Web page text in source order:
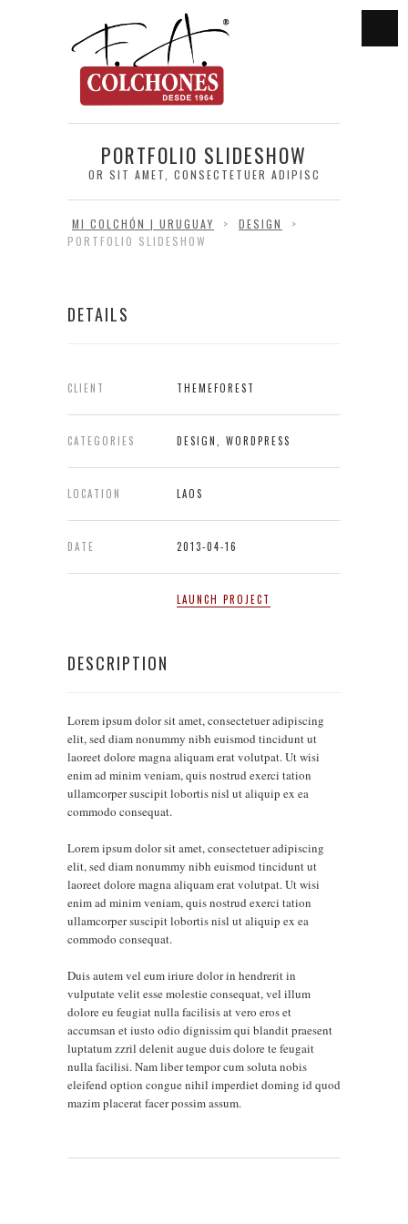
PORTFOLIO SLIDESHOW
OR SIT AMET, CONSECTETUER ADIPISC
MI COLCHÓN | URUGUAY > DESIGN
>
PORTFOLIO SLIDESHOW
DETAILS
CLIENT THEMEFOREST
CATEGORIES DESIGN, WORDPRESS
LOCATION LAOS
DATE 2013-04-16
LAUNCH PROJECT
DESCRIPTION
Lorem ipsum dolor sit amet, consectetuer adipiscing
elit, sed diam nonummy nibh euismod tincidunt ut
laoreet dolore magna aliquam erat volutpat. Ut wisi
enim ad minim veniam, quis nostrud exerci tation
ullamcorper suscipit lobortis nisl ut aliquip ex ea
commodo consequat.
Lorem ipsum dolor sit amet, consectetuer adipiscing
elit, sed diam nonummy nibh euismod tincidunt ut
laoreet dolore magna aliquam erat volutpat. Ut wisi
enim ad minim veniam, quis nostrud exerci tation
ullamcorper suscipit lobortis nisl ut aliquip ex ea
commodo consequat.
Duis autem vel eum iriure dolor in hendrerit in
vulputate velit esse molestie consequat, vel illum
dolore eu feugiat nulla facilisis at vero eros et
accumsan et iusto odio dignissim qui blandit praesent
luptatum zzril delenit augue duis dolore te feugait
nulla facilisi. Nam liber tempor cum soluta nobis
eleifend option congue nihil imperdiet doming id quod
mazim placerat facer possim assum.